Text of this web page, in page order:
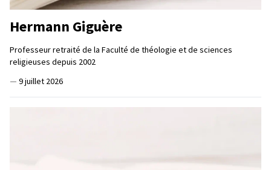
Hermann Giguère
Professeur retraité de la Faculté de théologie et de sciences
religieuses depuis 2002
— 9 juillet 2026